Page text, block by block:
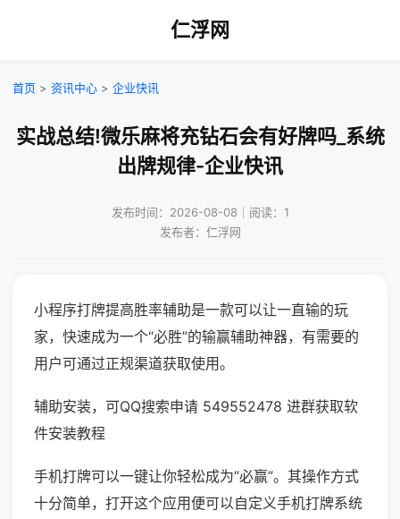
仁浮网
首页 > 资讯中心 > 企业快讯
实战总结!微乐麻将充钻石会有好牌吗_系统
出牌规律-企业快讯
发布时间：2026-08-08｜阅读：1
发布者：仁浮网
小程序打牌提高胜率辅助是一款可以让一直输的玩
家，快速成为一个“必胜”的输赢辅助神器，有需要的
用户可通过正规渠道获取使用。
辅助安装，可QQ搜索申请 549552478 进群获取软
件安装教程
手机打牌可以一键让你轻松成为“必赢”。其操作方式
十分简单，打开这个应用便可以自定义手机打牌系统